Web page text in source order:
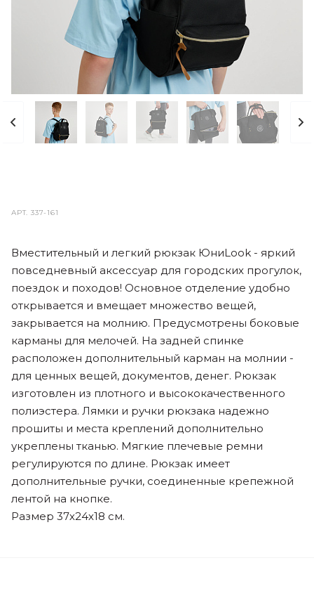
АРТ.337-161
Вместительный и легкий рюкзак ЮниLook - яркий
повседневный аксессуар для городских прогулок,
поездок и походов! Основное отделение удобно
открывается и вмещает множество вещей,
закрывается на молнию. Предусмотрены боковые
карманы для мелочей. На задней спинке
расположен дополнительный карман на молнии -
для ценных вещей, документов, денег. Рюкзак
изготовлен из плотного и высококачественного
полиэстера. Лямки и ручки рюкзака надежно
прошиты и места креплений дополнительно
укреплены тканью. Мягкие плечевые ремни
регулируются по длине. Рюкзак имеет
дополнительные ручки, соединенные крепежной
лентой на кнопке.
Размер 37х24х18 см.